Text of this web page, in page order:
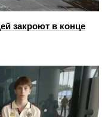
закроют в конце